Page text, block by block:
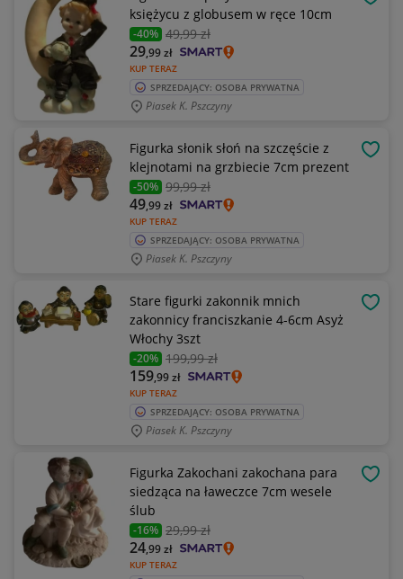
księżycu z globusem w ręce 10cm
-40% 49,99 zł
KUP TERAZ
29,99zł
SPRZEDAJĄCY: OSOBA PRYWATNA
Piasek K. Pszczyny
Figurka słonik słoń na szczęście z
klejnotami na grzbiecie 7cm prezent
-50% 99,99 zł
KUP TERAZ
49,99zł
SPRZEDAJĄCY: OSOBA PRYWATNA
Piasek K. Pszczyny
Stare figurki zakonnik mnich
zakonnicy franciszkanie 4-6cm Asyż
Włochy 3szt
-20% 199,99 zł
KUP TERAZ
159,99zł
SPRZEDAJĄCY: OSOBA PRYWATNA
Piasek K. Pszczyny
Figurka Zakochani zakochana para
siedząca na ławeczce 7cm wesele
ślub
-16% 29,99 zł
KUP TERAZ
24,99zł